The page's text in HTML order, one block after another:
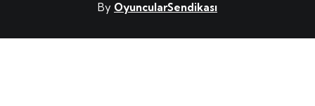
By OyuncularSendikası